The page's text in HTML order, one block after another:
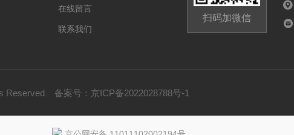
在线留言
联系我们
扫码加微信
Reserved 备案号： 京ICP备2022028788号-1